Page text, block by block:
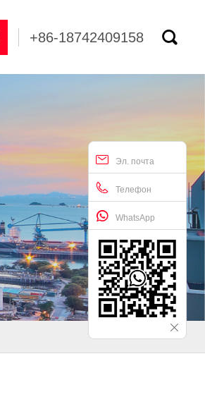
+86-18742409158 
Эл. почта
Телефон
WhatsApp